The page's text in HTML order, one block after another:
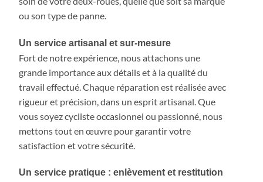
ou son type de panne.
Un service artisanal et sur-mesure
Fort de notre expérience, nous attachons une
grande importance aux détails et à la qualité du
travail effectué. Chaque réparation est réalisée avec
rigueur et précision, dans un esprit artisanal. Que
vous soyez cycliste occasionnel ou passionné, nous
mettons tout en œuvre pour garantir votre
satisfaction et votre sécurité.
Un service pratique : enlèvement et restitution